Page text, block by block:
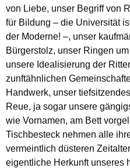
von Liebe, unser Begriff von
für Bildung – die Universität
der Moderne! –, unser
Bürgerstolz, unser Ringen
unsere Idealisierung der
zunftähnlichen
Handwerk, unser
Reue, ja sogar unsere
wie Vornamen, am Bett
Tischbesteck nehmen alle
vermeintlich düsteren
eigentliche Herkunft unseres